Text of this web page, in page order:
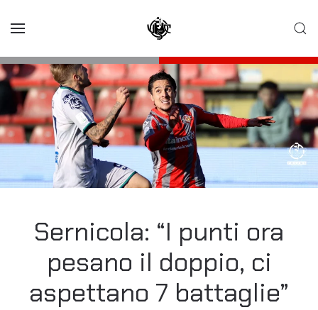
Sernicola: “I punti ora
pesano il doppio, ci
aspettano 7 battaglie”